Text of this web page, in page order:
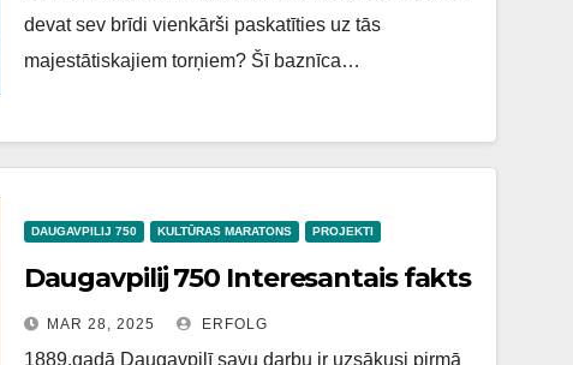
devat sev brīdi vienkārši paskatīties uz tās
majestātiskajiem torņiem? Šī baznīca…
DAUGAVPILIJ 750 KULTŪRAS MARATONS PROJEKTI
Daugavpilij 750 Interesantais fakts
MAR 28, 2025 ERFOLG
1889.gadā Daugavpilī savu darbu ir uzsākusi pirmā